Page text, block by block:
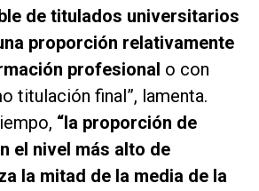
de titulados universitarios
proporción relativamente
profesional o con
titulación final”, lamenta.
“la proporción de
el nivel más alto de
la mitad de la media de la